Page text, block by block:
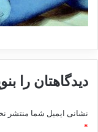
دیدگاهتان را
نشانی ایمیل شما منتشر
*